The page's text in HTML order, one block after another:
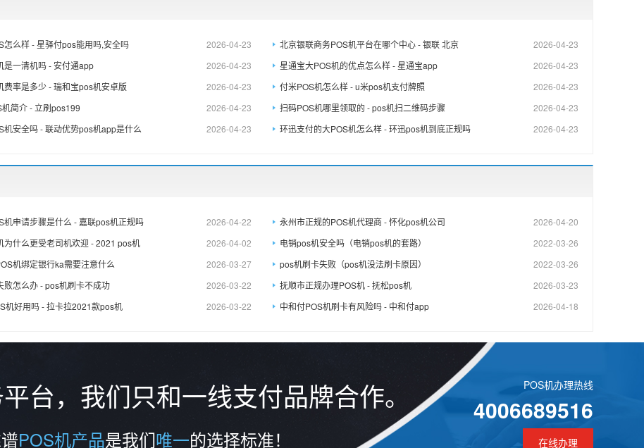
2026-04-23
怎么样 - 星驿付pos能用吗,安全吗 2026-04-23
北京银联商务POS机平台在哪个中心 - 银联 北京
2026-04-23
是一清机吗 - 安付通app 2026-04-23
星通宝大POS机的优点怎么样 - 星通宝app
2026-04-23
费率是多少 - 瑞和宝pos机安卓版 2026-04-23
付米POS机怎么样 - u米pos机支付牌照
2026-04-23
简介 - 立刷pos199 2026-04-23
扫码POS机哪里领取的 - pos机扫二维码步骤
2026-04-23
机安全吗 - 联动优势pos机app是什么 2026-04-23
环迅支付的大POS机怎么样 - 环迅pos机到底正规吗
2026-04-22
机申请步骤是什么 - 嘉联pos机正规吗 2026-04-20
永州市正规的POS机代理商 - 怀化pos机公司
2026-04-02
为什么更受老司机欢迎 - 2021 pos机 2022-03-26
电销pos机安全吗（电销pos机的套路）
2026-03-27
机绑定银行ka需要注意什么 2022-03-26
pos机刷卡失败（pos机没法刷卡原因）
2026-03-22
败怎么办 - pos机刷卡不成功 2026-03-23
抚顺市正规办理POS机 - 抚松pos机
2026-03-22
机好用吗 - 拉卡拉2021款pos机 2026-04-18
中和付POS机刷卡有风险吗 - 中和付app
台，我们只和一线支付品牌合作。
POS机产品是我们唯一的选择标准！
POS机办理热线
4006689516
在线办理